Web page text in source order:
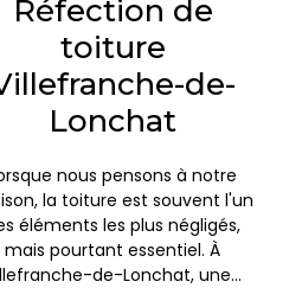
Réfection de
toiture
de-
Lonchat
nous pensons à notre
la toiture est souvent l'un
éléments les plus négligés,
mais pourtant essentiel. À
de-Lonchat, une...